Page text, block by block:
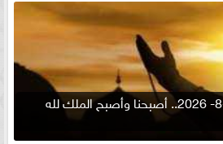
أذكار الصباح الخميس 6-8- 2026.. أصبحنا وأصبح الملك لله